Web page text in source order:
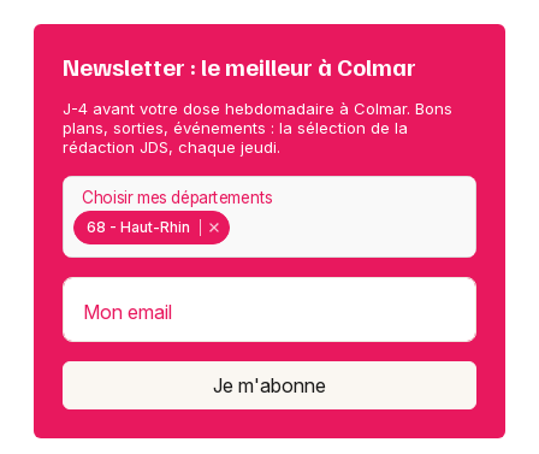
Newsletter : le meilleur à Colmar
J-4 avant votre dose hebdomadaire à Colmar. Bons
plans, sorties, événements : la sélection de la
rédaction JDS, chaque jeudi.
68 - Haut-Rhin
Choisir mes départements
Mon email
Je m'abonne